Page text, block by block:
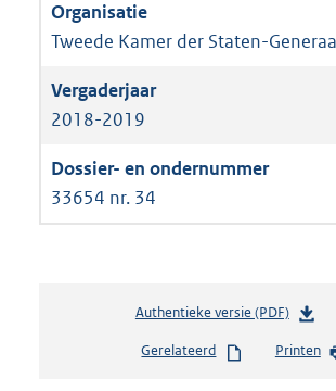
Tweede Kamer der Staten-
2018-2019
33654 nr. 34
Authentieke versie (PDF)b
s
Gerelateerd Printen